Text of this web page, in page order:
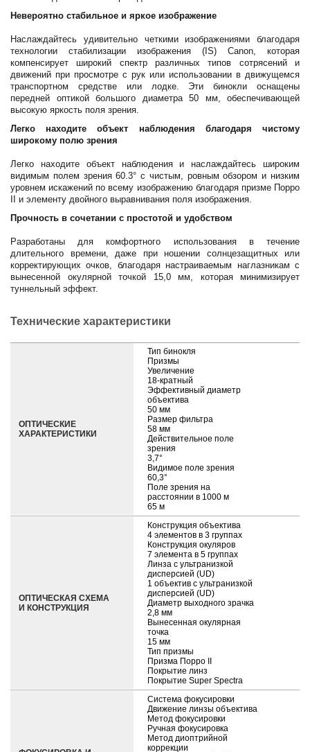
Невероятно стабильное и яркое изображение
Наслаждайтесь удивительно четкими изображениями благодаря
технологии стабилизации изображения (IS) Canon, которая
компенсирует широкий спектр различных типов сотрясений и
движений при просмотре с рук или использовании в движущемся
транспортном средстве или лодке. Эти бинокли оснащены
передней оптикой большого диаметра 50 мм, обеспечивающей
высокую яркость поля зрения.
Легко находите объект наблюдения благодаря чистому
широкому полю зрения
Легко находите объект наблюдения и наслаждайтесь широким
видимым полем зрения 60.3° с чистым, ровным обзором и низким
уровнем искажений по всему изображению благодаря призме Порро
II и элементу двойного выравнивания поля изображения.
Прочность в сочетании с простотой и удобством
Разработаны для комфортного использования в течение
длительного времени, даже при ношении солнцезащитных или
корректирующих очков, благодаря настраиваемым наглазникам с
вынесенной окулярной точкой 15,0 мм, которая минимизирует
туннельный эффект.
Технические характеристики
ОПТИЧЕСКИЕ
ХАРАКТЕРИСТИКИ
Тип бинокля
Призмы
Увеличение
18-кратный
Эффективный диаметр
объектива
50 мм
Размер фильтра
58 мм
Действительное поле
зрения
3,7°
Видимое поле зрения
60,3°
Поле зрения на
расстоянии в 1000 м
65 м
ОПТИЧЕСКАЯ СХЕМА
И КОНСТРУКЦИЯ
Конструкция объектива
4 элементов в 3 группах
Конструкция окуляров
7 элемента в 5 группах
Линза с ультранизкой
дисперсией (UD)
1 объектив с ультранизкой
дисперсией (UD)
Диаметр выходного зрачка
2,8 мм
Вынесенная окулярная
точка
15 мм
Тип призмы
Призма Порро II
Покрытие линз
Покрытие Super Spectra
Система фокусировки
Движение линзы объектива
Метод фокусировки
Ручная фокусировка
Метод диоптрийной
коррекции